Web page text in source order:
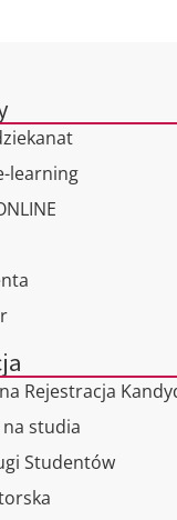
learning
Rejestracja
studia
Studentów